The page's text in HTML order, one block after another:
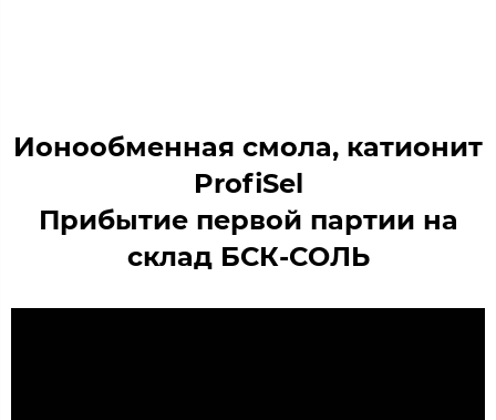
Ионообменная смола, катионит
ProfiSel
Прибытие первой партии на
склад БСК-СОЛЬ